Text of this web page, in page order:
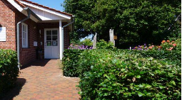
Kleintierpraxis
Großtierpraxis
Kontakt & Anfahrt